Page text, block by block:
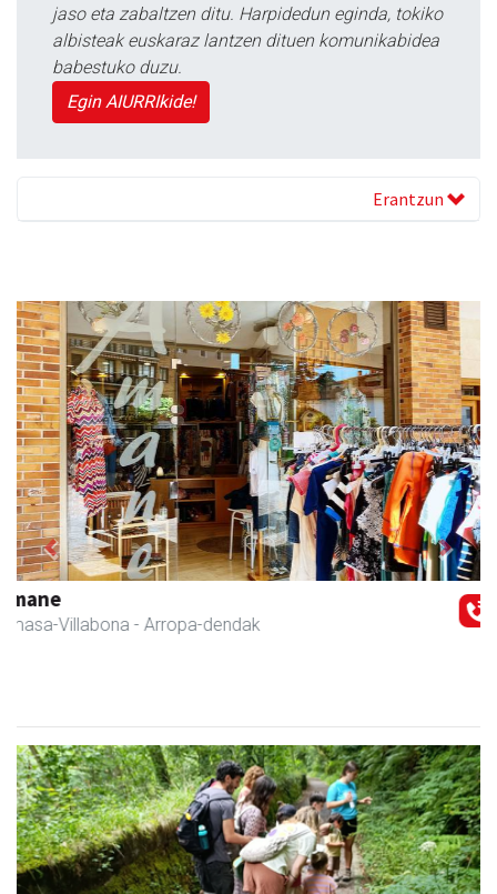
jaso eta zabaltzen ditu. Harpidedun eginda, tokiko
albisteak euskaraz lantzen dituen komunikabidea
babestuko duzu.
Egin AIURRIkide!
Erantzun
Amasa kafetegia
Amasa-Villabona - Gozotegiak
Previous Next